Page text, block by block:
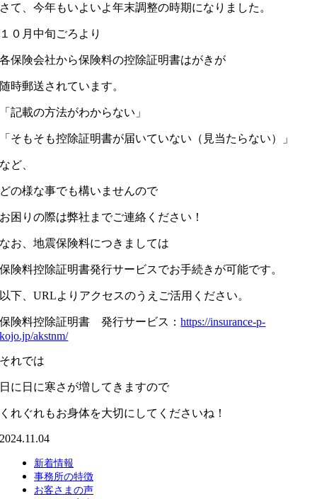
さて、今年もいよいよ年末調整の時期になりました。
１０月中旬ごろより
各保険会社から保険料の控除証明書はがきが
随時郵送されています。
「記載の方法がわからない」
「そもそも控除証明書が届いていない（見当たらない）」
など、
どの様な事でも構いませんので
お困りの際は弊社までご連絡ください！
なお、地震保険料につきましては
保険料控除証明書発行サービスでお手続きが可能です。
以下、URLよりアクセスのうえご活用ください。
保険料控除証明書 発行サービス：https://insurance-p-
kojo.jp/akstnm/
それでは
日に日に寒さが増してきますので
くれぐれもお身体を大切にしてくださいね！
2024.11.04
新着情報
事務所の特徴
お客さまの声